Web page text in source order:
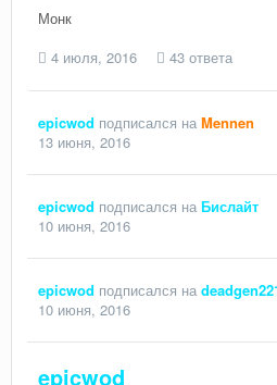
Монк
4 июля, 2016
43 ответа
epicwod подписался на Mennen
13 июня, 2016
epicwod подписался на Бислайт
10 июня, 2016
epicwod подписался на
10 июня, 2016
epicwod